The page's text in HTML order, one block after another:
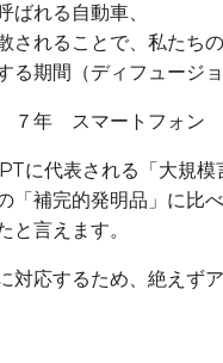
れる自動車、
れることで、私たち
期間（ディフュージ
年 スマートフォン
に代表される「大規模
「補完的発明品」に比
言えます。
応するため、絶えず